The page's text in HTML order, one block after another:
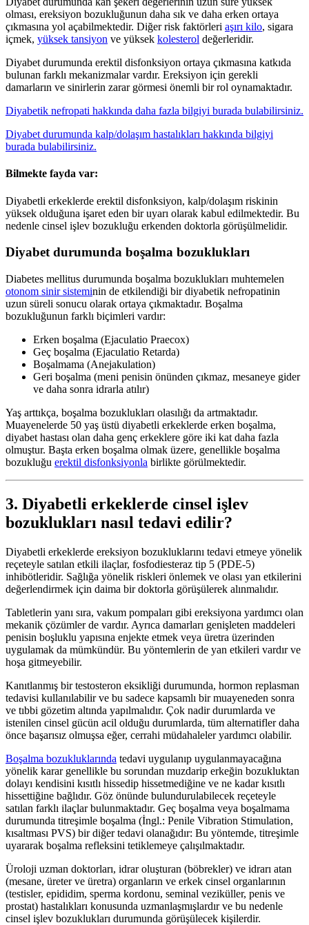
olması, ereksiyon bozukluğunun daha sık ve daha erken ortaya
çıkmasına yol açabilmektedir. Diğer risk faktörleri aşırı kilo, sigara
içmek, yüksek tansiyon ve yüksek kolesterol değerleridir.
Diyabet durumunda erektil disfonksiyon ortaya çıkmasına katkıda
bulunan farklı mekanizmalar vardır. Ereksiyon için gerekli
damarların ve sinirlerin zarar görmesi önemli bir rol oynamaktadır.
Diyabetik nefropati hakkında daha fazla bilgiyi burada bulabilirsiniz.
Diyabet durumunda kalp/dolaşım hastalıkları hakkında bilgiyi
burada bulabilirsiniz.
Bilmekte fayda var:
Diyabetli erkeklerde erektil disfonksiyon, kalp/dolaşım riskinin
yüksek olduğuna işaret eden bir uyarı olarak kabul edilmektedir. Bu
nedenle cinsel işlev bozukluğu erkenden doktorla görüşülmelidir.
Diyabet durumunda boşalma bozuklukları
Diabetes mellitus durumunda boşalma bozuklukları muhtemelen
otonom sinir sisteminin de etkilendiği bir diyabetik nefropatinin
uzun süreli sonucu olarak ortaya çıkmaktadır. Boşalma
bozukluğunun farklı biçimleri vardır:
Erken boşalma (Ejaculatio Praecox)
Geç boşalma (Ejaculatio Retarda)
Boşalmama (Anejakulation)
Geri boşalma (meni penisin önünden çıkmaz, mesaneye gider
ve daha sonra idrarla atılır)
Yaş arttıkça, boşalma bozuklukları olasılığı da artmaktadır.
Muayenelerde 50 yaş üstü diyabetli erkeklerde erken boşalma,
diyabet hastası olan daha genç erkeklere göre iki kat daha fazla
olmuştur. Başta erken boşalma olmak üzere, genellikle boşalma
bozukluğu erektil disfonksiyonla birlikte görülmektedir.
3. Diyabetli erkeklerde cinsel işlev
bozuklukları nasıl tedavi edilir?
Diyabetli erkeklerde ereksiyon bozukluklarını tedavi etmeye yönelik
reçeteyle satılan etkili ilaçlar, fosfodiesteraz tip 5 (PDE-5)
inhibötleridir. Sağlığa yönelik riskleri önlemek ve olası yan etkilerini
değerlendirmek için daima bir doktorla görüşülerek alınmalıdır.
Tabletlerin yanı sıra, vakum pompaları gibi ereksiyona yardımcı olan
mekanik çözümler de vardır. Ayrıca damarları genişleten maddeleri
penisin boşluklu yapısına enjekte etmek veya üretra üzerinden
uygulamak da mümkündür. Bu yöntemlerin de yan etkileri vardır ve
hoşa gitmeyebilir.
Kanıtlanmış bir testosteron eksikliği durumunda, hormon replasman
tedavisi kullanılabilir ve bu sadece kapsamlı bir muayeneden sonra
ve tıbbi gözetim altında yapılmalıdır. Çok nadir durumlarda ve
istenilen cinsel gücün acil olduğu durumlarda, tüm alternatifler daha
önce başarısız olmuşsa eğer, cerrahi müdahaleler yardımcı olabilir.
Boşalma bozukluklarında tedavi uygulanıp uygulanmayacağına
yönelik karar genellikle bu sorundan muzdarip erkeğin bozukluktan
dolayı kendisini kısıtlı hissedip hissetmediğine ve ne kadar kısıtlı
hissettiğine bağlıdır. Göz önünde bulundurulabilecek reçeteyle
satılan farklı ilaçlar bulunmaktadır. Geç boşalma veya boşalmama
durumunda titreşimle boşalma (İngl.: Penile Vibration Stimulation,
kısaltması PVS) bir diğer tedavi olanağıdır: Bu yöntemde, titreşimle
uyararak boşalma refleksini tetiklemeye çalışılmaktadır.
Üroloji uzman doktorları, idrar oluşturan (böbrekler) ve idrarı atan
(mesane, üreter ve üretra) organların ve erkek cinsel organlarının
(testisler, epididim, sperma kordonu, seminal veziküller, penis ve
prostat) hastalıkları konusunda uzmanlaşmışlardır ve bu nedenle
cinsel işlev bozuklukları durumunda görüşülecek kişilerdir.